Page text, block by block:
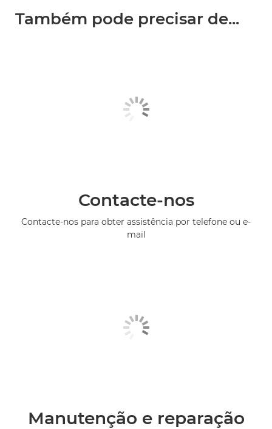
Também pode precisar de...
Contacte-nos
Contacte-nos para obter assistência por telefone ou e-
mail
Manutenção e reparação